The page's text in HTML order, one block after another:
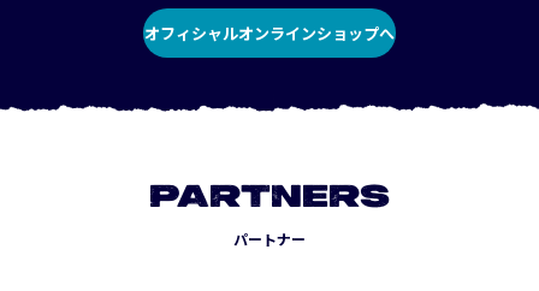
オフィシャルオンラインショップへ
PARTNERS
パートナー